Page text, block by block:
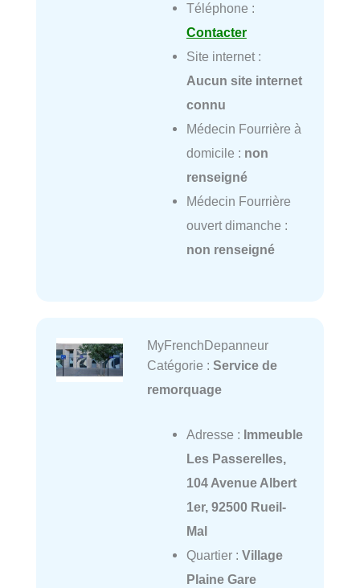
Téléphone :
Contacter
Site internet :
Aucun site internet
connu
Médecin Fourrière à
domicile : non
renseigné
Médecin Fourrière
ouvert dimanche :
non renseigné
MyFrenchDepanneur
Catégorie : Service de
remorquage
Adresse : Immeuble
Les Passerelles,
104 Avenue Albert
1er, 92500 Rueil-
Mal
Quartier : Village
Plaine Gare